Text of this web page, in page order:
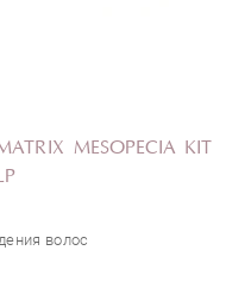
MESOPECIA KIT
волос